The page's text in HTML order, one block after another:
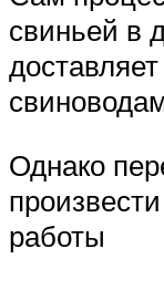
свиньей в
Однако
работы